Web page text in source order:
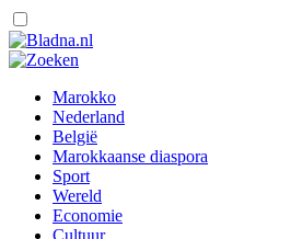
Marokko
Nederland
België
Marokkaanse diaspora
Sport
Wereld
Economie
Cultuur